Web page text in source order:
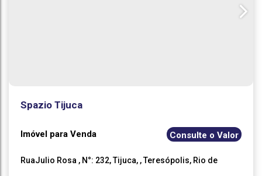
Spazio Tijuca
Consulte o Valor
Imóvel para Venda
RuaJulio Rosa , N°: 232,Tijuca ,Teresópolis, Rio de